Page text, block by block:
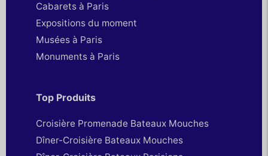
Cabarets à Paris
Expositions du moment
Musées à Paris
Monuments à Paris
Top Produits
Croisière Promenade Bateaux Mouches
Dîner-Croisière Bateaux Mouches